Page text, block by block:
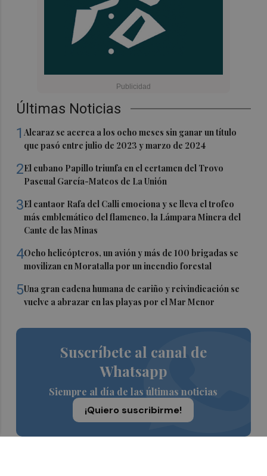
Últimas Noticias
1Alcaraz se acerca a los ocho meses sin ganar un título
que pasó entre julio de 2023 y marzo de 2024
2El cubano Papillo triunfa en el certamen del Trovo
Pascual García-Mateos de La Unión
3El cantaor Rafa del Calli emociona y se lleva el trofeo
más emblemático del flamenco, la Lámpara Minera del
Cante de las Minas
4Ocho helicópteros, un avión y más de 100 brigadas se
movilizan en Moratalla por un incendio forestal
5Una gran cadena humana de cariño y reivindicación se
vuelve a abrazar en las playas por el Mar Menor
Suscríbete al canal de
Whatsapp
Siempre al día de las últimas noticias
¡Quiero suscribirme!